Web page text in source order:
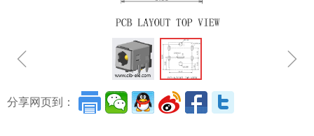
ꁆ ꁇ
分享网页到：